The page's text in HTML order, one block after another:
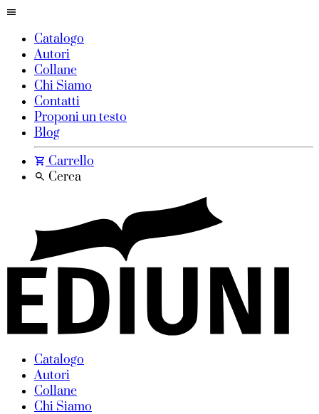
Catalogo
Autori
Collane
Chi Siamo
Contatti
Proponi un testo
Blog
Carrello
Cerca
Catalogo
Autori
Collane
Chi Siamo